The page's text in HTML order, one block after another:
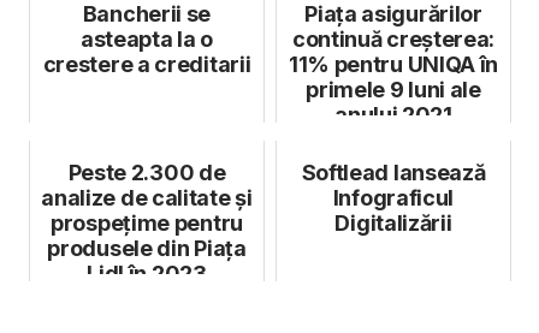
Bancherii se
asteapta la o
crestere a creditarii
Piața asigurărilor
continuă creșterea:
11% pentru UNIQA în
primele 9 luni ale
anului 2021
Peste 2.300 de
analize de calitate și
prospețime pentru
produsele din Piața
Lidl în 2023
Softlead lansează
Infograficul
Digitalizării